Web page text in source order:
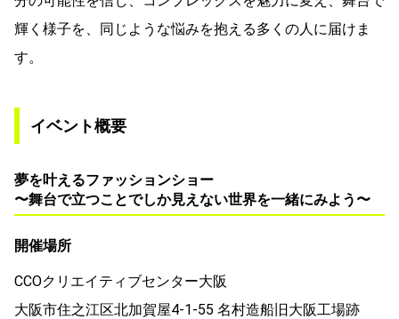
輝く様子を、同じような悩みを抱える多くの人に届けま
す。
イベント概要
夢を叶えるファッションショー
〜舞台で立つことでしか見えない世界を一緒にみよう〜
開催場所
CCOクリエイティブセンター大阪
大阪市住之江区北加賀屋4-1-55 名村造船旧大阪工場跡